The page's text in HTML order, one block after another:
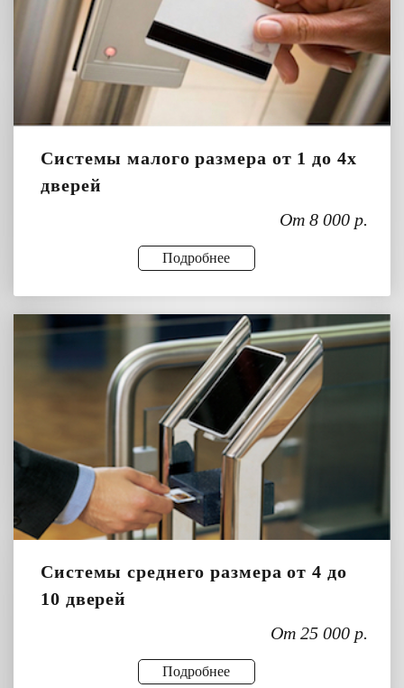
Системы малого размера от 1 до 4х
дверей
От 8 000 р.
Подробнее
Системы среднего размера от 4 до
10 дверей
От 25 000 р.
Подробнее